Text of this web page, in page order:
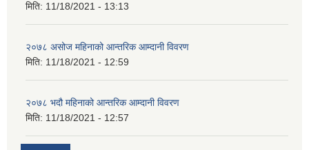
मिति: 11/18/2021 - 13:13
२०७८ असोज महिनाको आन्तरिक आम्दानी विवरण
मिति: 11/18/2021 - 12:59
२०७८ भदौ महिनाको आन्तरिक आम्दानी विवरण
मिति: 11/18/2021 - 12:57